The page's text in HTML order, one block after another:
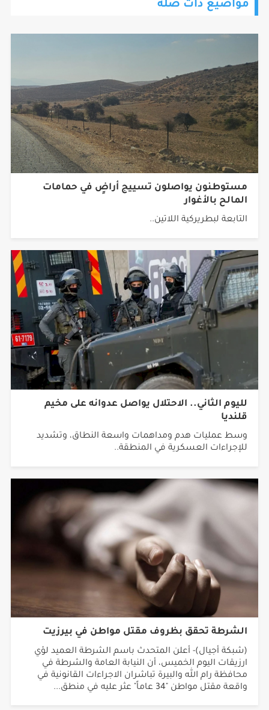
مواضيع ذات صلة
مستوطنون يواصلون تسييج أراضٍ في حمامات
المالح بالأغوار
التابعة لبطريركية اللاتين..
لليوم الثاني.. الاحتلال يواصل عدوانه على مخيم
قلنديا
وسط عمليات هدم ومداهمات واسعة النطاق، وتشديد
للإجراءات العسكرية في المنطقة..
الشرطة تحقق بظروف مقتل مواطن في بيرزيت
(شبكة أجيال)- أعلن المتحدث باسم الشرطة العميد لؤي
ارزيقات اليوم الخميس، أن النيابة العامة والشرطة في
محافظة رام الله والبيرة تباشران الاجراءات القانونية في
واقعة مقتل مواطن "34 عاماً" عثر عليه في منطق...